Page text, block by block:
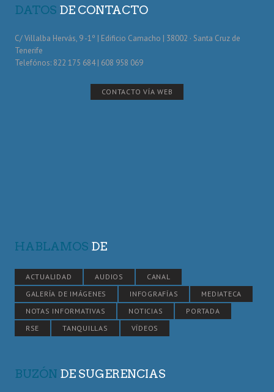
DATOS DE CONTACTO
C/ Villalba Hervás, 9 -1º | Edificio Camacho | 38002 · Santa Cruz de
Tenerife
Telefónos: 822 175 684 | 608 958 069
CONTACTO VÍA WEB
HABLAMOS DE
ACTUALIDAD AUDIOS
CANAL
GALERÍA DE IMÁGENES
INFOGRAFÍAS
MEDIATECA
NOTAS INFORMATIVAS
NOTICIAS
PORTADA
RSE
TANQUILLAS VÍDEOS
BUZÓN DE SUGERENCIAS